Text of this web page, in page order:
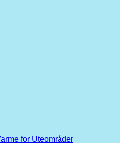
for Uteområder